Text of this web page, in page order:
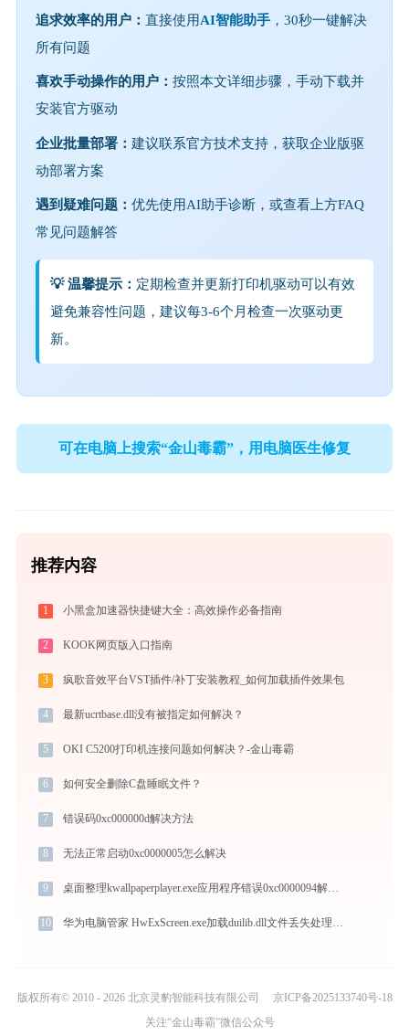
追求效率的用户： 直接使用AI智能助手，30秒一键解决
所有问题
喜欢手动操作的用户： 按照本文详细步骤，手动下载并
安装官方驱动
企业批量部署： 建议联系官方技术支持，获取企业版驱
动部署方案
遇到疑难问题： 优先使用AI助手诊断，或查看上方FAQ
常见问题解答
💡 温馨提示： 定期检查并更新打印机驱动可以有效
避免兼容性问题，建议每3-6个月检查一次驱动更
新。
可在电脑上搜索“金山毒霸”，用电脑医生修复
推荐内容
1 小黑盒加速器快捷键大全：高效操作必备指南
2 KOOK网页版入口指南
3 疯歌音效平台VST插件/补丁安装教程_如何加载插件效果包
4 最新ucrtbase.dll没有被指定如何解决？
5 OKI C5200打印机连接问题如何解决？-金山毒霸
6 如何安全删除C盘睡眠文件？
7 错误码0xc000000d解决方法
8 无法正常启动0xc0000005怎么解决
9 桌面整理kwallpaperplayer.exe应用程序错误0xc0000094解决方法
10 华为电脑管家 HwExScreen.exe加载duilib.dll文件丢失处理办法
版权所有© 2010 - 2026 北京灵豹智能科技有限公司
京ICP备2025133740号-18
关注“金山毒霸”微信公众号